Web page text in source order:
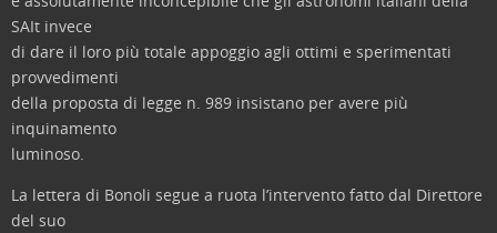
SAIt invece
di dare il loro più totale appoggio agli ottimi e sperimentati
provvedimenti
della proposta di legge n. 989 insistano per avere più
inquinamento
luminoso.
La lettera di Bonoli segue a ruota l’intervento fatto dal Direttore
del suo